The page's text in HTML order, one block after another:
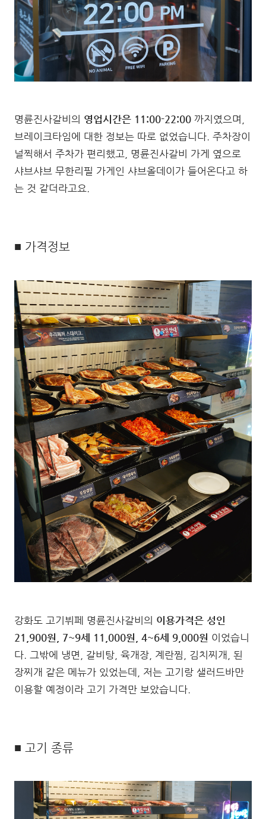
명륜진사갈비의 영업시간은 11:00-22:00 까지였으며,
브레이크타임에 대한 정보는 따로 없었습니다. 주차장이
널찍해서 주차가 편리했고, 명륜진사갈비 가게 옆으로
샤브샤브 무한리필 가게인 샤브올데이가 들어온다고 하
는 것 같더라고요.
■ 가격정보
강화도 고기뷔페 명륜진사갈비의 이용가격은 성인
21,900원, 7~9세 11,000원, 4~6세 9,000원 이었습니
다. 그밖에 냉면, 갈비탕, 육개장, 계란찜, 김치찌개, 된
장찌개 같은 메뉴가 있었는데, 저는 고기랑 샐러드바만
이용할 예정이라 고기 가격만 보았습니다.
■ 고기 종류